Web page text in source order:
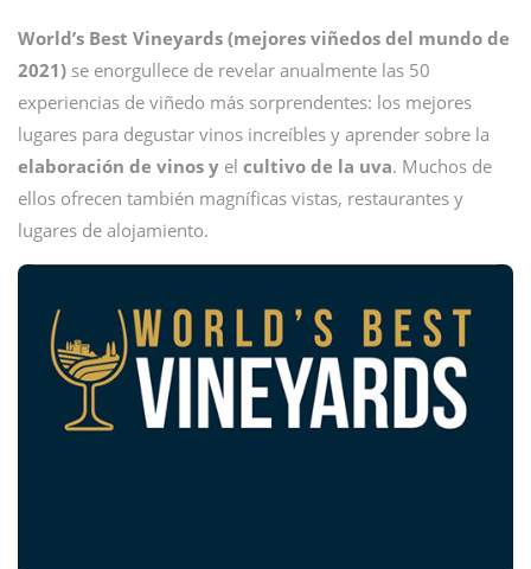
World’s Best Vineyards (mejores viñedos del mundo de
2021) se enorgullece de revelar anualmente las 50
experiencias de viñedo más sorprendentes: los mejores
lugares para degustar vinos increíbles y aprender sobre la
elaboración de vinos y el cultivo de la uva. Muchos de
ellos ofrecen también magníficas vistas, restaurantes y
lugares de alojamiento.